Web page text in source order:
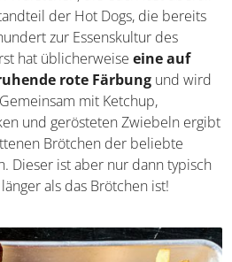
Würstchen, die euch fast
Bestandteil der Hot Dogs, die
Jahrhundert zur Essenskultur
Wurst hat üblicherweise eine
rote Färbung
Gemeinsam mit Ketchup,
und gerösteten Zwiebeln
Brötchen der
Dieser ist aber nur